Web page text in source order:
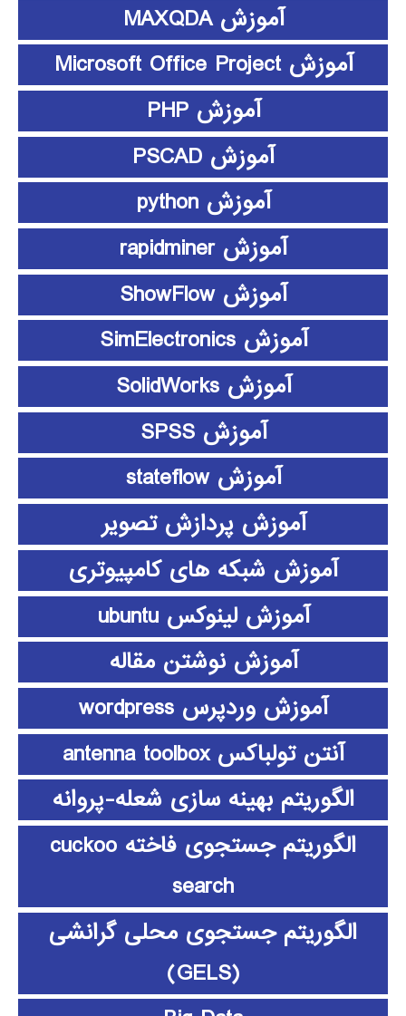
آموزش MAXQDA
آموزش Microsoft Office Project
آموزش PHP
آموزش PSCAD
آموزش python
آموزش rapidminer
آموزش ShowFlow
آموزش SimElectronics
آموزش SolidWorks
آموزش SPSS
آموزش stateflow
آموزش پردازش تصویر
آموزش شبکه های کامپیوتری
آموزش لینوکس ubuntu
آموزش نوشتن مقاله
آموزش وردپرس wordpress
آنتن تولباکس antenna toolbox
الگوریتم بهینه سازی شعله-پروانه
الگوریتم جستجوی فاخته cuckoo
search
الگوریتم جستجوی محلی گرانشی
(GELS)